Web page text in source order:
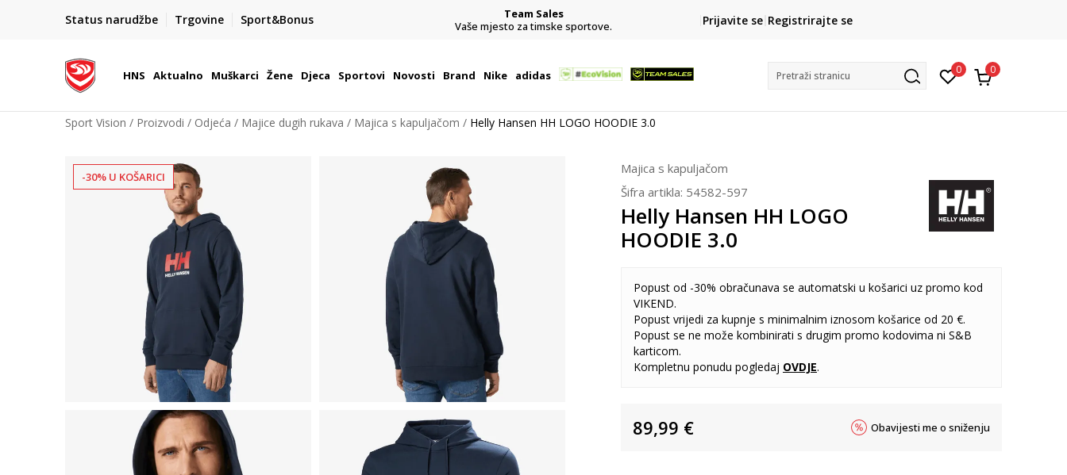
Status narudžbe Trgovine Sport&Bonus
BOX NOW
Dostava 1,50 €
| Više od 800 paketomata u Hrvatskoj
Team Sales
Vaše mjesto za timske sportove.
CLICK& COLLECT
besplatno preuzimanje u trgovini
Prijavite se Registrirajte se
HNS Aktualno Muškarci Žene Djeca Sportovi Novosti Brand Nike adidas Pretraži stranicu 0 0
Sport Vision Proizvodi Odjeća Majice dugih rukava Majica s kapuljačom Helly Hansen HH LOGO HOODIE 3.0
-30% U KOŠARICI
Majica s kapuljačom
Šifra artikla: 54582-597
Helly Hansen HH LOGO
HOODIE 3.0
Popust od -30% obračunava se automatski u košarici uz promo kod
VIKEND.
Popust vrijedi za kupnje s minimalnim iznosom košarice od 20 €.
Popust se ne može kombinirati s drugim promo kodovima ni S&B
karticom.
Kompletnu ponudu pogledaj OVDJE.
89,99 € Obavijesti me o sniženju